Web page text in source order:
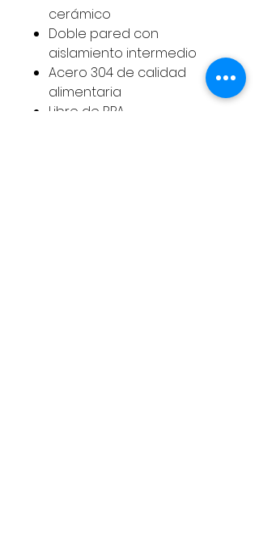
cerámico
Doble pared con
aislamiento intermedio
Acero 304 de calidad
alimentaria
Libre de BPA